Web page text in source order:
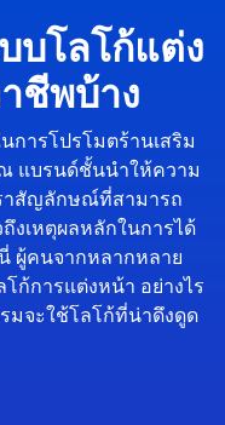
บโลโก้แต่ง
ชีพบ้าง
การโปรโมตร้านเสริม
แบรนด์ชั้นนำให้ความ
าสัญลักษณ์ที่สามารถ
งเหตุผลหลักในการได้
ผู้คนจากหลากหลาย
ก้การแต่งหน้า อย่างไร
มจะใช้โลโก้ที่น่าดึงดูด